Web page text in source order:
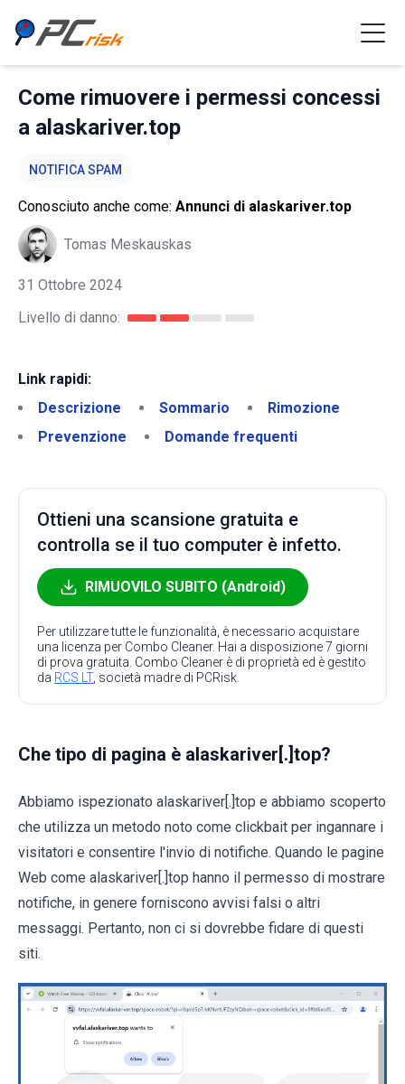
Come rimuovere i permessi concessi
a alaskariver.top
NOTIFICA SPAM
Conosciuto anche come: Annunci di alaskariver.top
Tomas Meskauskas
31 Ottobre 2024
Livello di danno:
Link rapidi:
Descrizione
Sommario
Rimozione
Prevenzione
Domande frequenti
Ottieni una scansione gratuita e
controlla se il tuo computer è infetto.
RIMUOVILO SUBITO (Android)
Per utilizzare tutte le funzionalità, è necessario acquistare
una licenza per Combo Cleaner. Hai a disposizione 7 giorni
di prova gratuita. Combo Cleaner è di proprietà ed è gestito
da RCS LT, società madre di PCRisk.
Che tipo di pagina è alaskariver[.]top?
Abbiamo ispezionato alaskariver[.]top e abbiamo scoperto
che utilizza un metodo noto come clickbait per ingannare i
visitatori e consentire l'invio di notifiche. Quando le pagine
Web come alaskariver[.]top hanno il permesso di mostrare
notifiche, in genere forniscono avvisi falsi o altri
messaggi. Pertanto, non ci si dovrebbe fidare di questi
siti.